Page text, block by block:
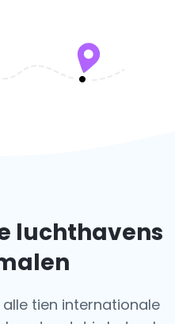
luchthavens
tien internationale